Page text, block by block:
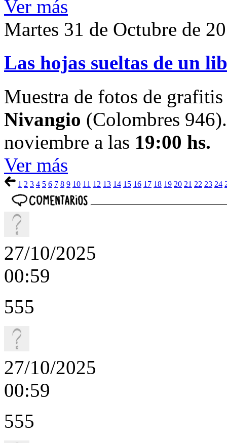
Ver más
Martes 31 de Octubre de
Las hojas sueltas de un
Muestra de fotos de
Nivangio (Colombres
noviembre a las 19:00 hs.
Ver más
1 2 3 4 5 6 7 8 9 10 11 12 13 14 15 16 17 18 19 20 21 22 23 24
27/10/2025
00:59
555
27/10/2025
00:59
555